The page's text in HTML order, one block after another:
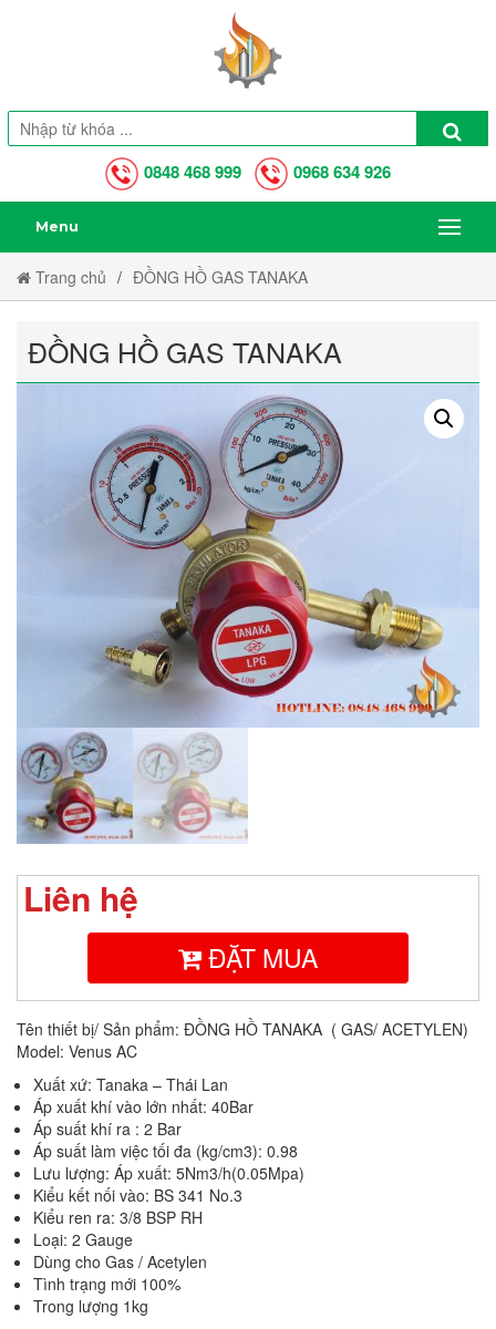
0848 468 999 0968 634 926
Menu
Trang chủ ĐỒNG HỒ GAS TANAKA
ĐỒNG HỒ GAS TANAKA
Liên hệ
ĐẶT MUA
Tên thiết bị/ Sản phẩm: ĐỒNG HỒ TANAKA ( GAS/ ACETYLEN)
Model: Venus AC
Xuất xứ: Tanaka – Thái Lan
Áp xuất khí vào lớn nhất: 40Bar
Áp suất khí ra : 2 Bar
Áp suất làm việc tối đa (kg/cm3): 0.98
Lưu lượng: Áp xuất: 5Nm3/h(0.05Mpa)
Kiểu kết nối vào: BS 341 No.3
Kiểu ren ra: 3/8 BSP RH
Loại: 2 Gauge
Dùng cho Gas / Acetylen
Tình trạng mới 100%
Trong lượng 1kg